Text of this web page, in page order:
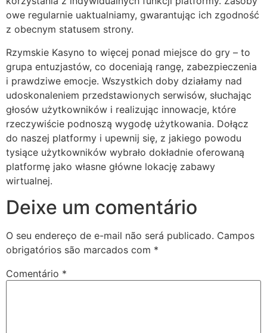
owe regularnie uaktualniamy, gwarantując ich zgodność
z obecnym statusem strony.
Rzymskie Kasyno to więcej ponad miejsce do gry – to
grupa entuzjastów, co doceniają rangę, zabezpieczenia
i prawdziwe emocje. Wszystkich doby działamy nad
udoskonaleniem przedstawionych serwisów, słuchając
głosów użytkowników i realizując innowacje, które
rzeczywiście podnoszą wygodę użytkowania. Dołącz
do naszej platformy i upewnij się, z jakiego powodu
tysiące użytkowników wybrało dokładnie oferowaną
platformę jako własne główne lokację zabawy
wirtualnej.
Deixe um comentário
O seu endereço de e-mail não será publicado. Campos
obrigatórios são marcados com *
Comentário *